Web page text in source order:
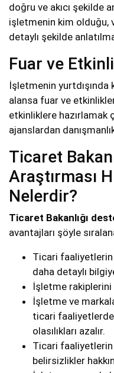
doğru ve akıcı şekilde
işletmenin kim olduğu,
detaylı şekilde
Fuar ve
İşletmenin
alansa fuar ve
etkinliklere hazırlamak
ajanslardan
Ticaret
Araştırması
Nelerdir?
Ticaret Bakanlığı
avantajları şöyle
Ticari faaliyetlerin
daha detaylı
İşletme rakiplerini
İşletme ve
ticari faaliyetlerde
olasılıkları azalır.
Ticari
belirsizlikler